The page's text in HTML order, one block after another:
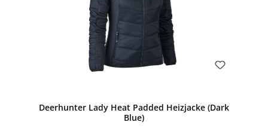
Deerhunter Lady Heat Padded Heizjacke (Dark
Blue)